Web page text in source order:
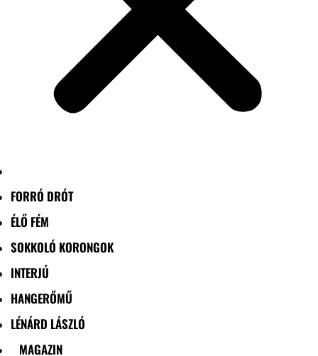
FORRÓ DRÓT
ÉLŐ FÉM
SOKKOLÓ KORONGOK
INTERJÚ
HANGERŐMŰ
LÉNÁRD LÁSZLÓ
MAGAZIN